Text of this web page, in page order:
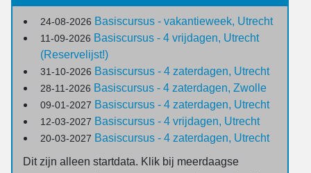
24-08-2026 Basiscursus - vakantieweek, Utrecht
11-09-2026 Basiscursus - 4 vrijdagen, Utrecht
(Reservelijst!)
31-10-2026 Basiscursus - 4 zaterdagen, Utrecht
28-11-2026 Basiscursus - 4 zaterdagen, Zwolle
09-01-2027 Basiscursus - 4 zaterdagen, Utrecht
12-03-2027 Basiscursus - 4 vrijdagen, Utrecht
20-03-2027 Basiscursus - 4 zaterdagen, Utrecht
Dit zijn alleen startdata. Klik bij meerdaagse